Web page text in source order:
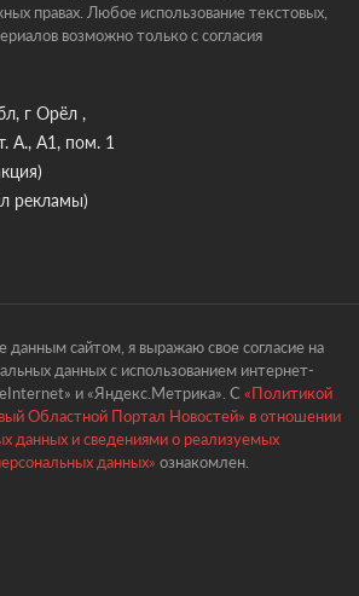
правах. Любое использование текстовых,
возможно только с согласия
г Орёл ,
А., А1, пом. 1
рекламы)
данным сайтом, я выражаю свое согласие на
данных с использованием интернет-
и «Яндекс.Метрика». С «Политикой
Областной Портал Новостей» в отношении
данных и сведениями о реализуемых
данных» ознакомлен.